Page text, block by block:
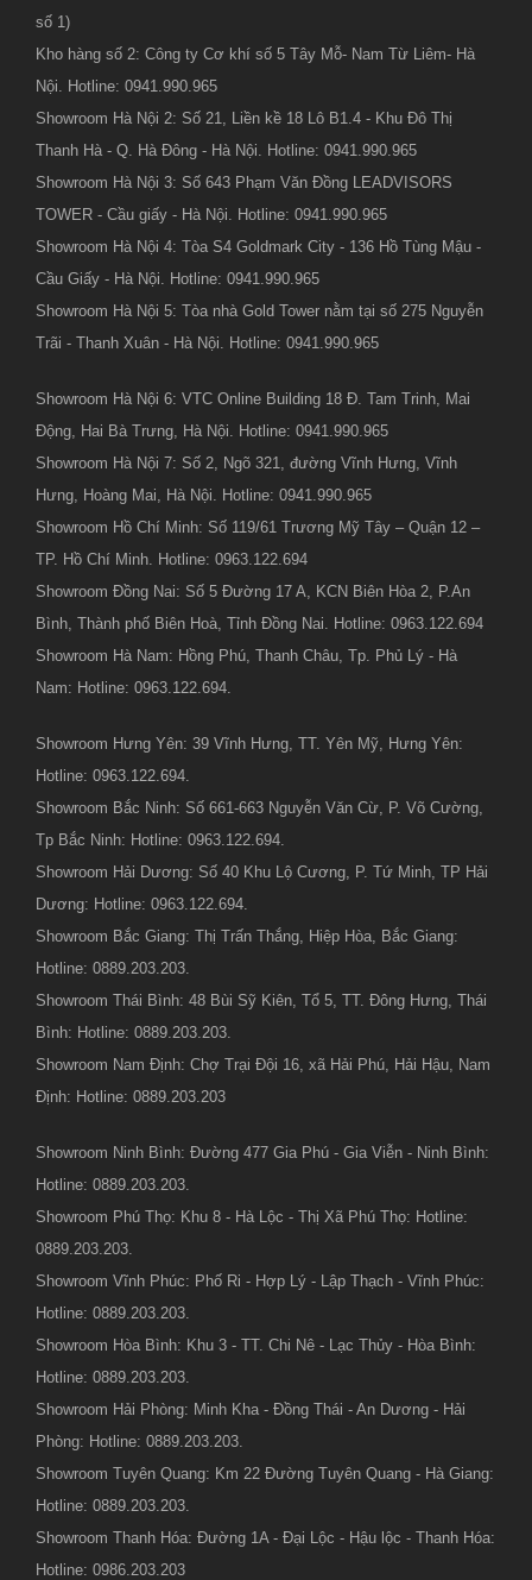
số 1)
Kho hàng số 2: Công ty Cơ khí số 5 Tây Mỗ- Nam Từ Liêm- Hà
Nội. Hotline: 0941.990.965
Showroom Hà Nội 2: Số 21, Liền kề 18 Lô B1.4 - Khu Đô Thị
Thanh Hà - Q. Hà Đông - Hà Nội. Hotline: 0941.990.965
Showroom Hà Nội 3: Số 643 Phạm Văn Đồng LEADVISORS
TOWER - Cầu giấy - Hà Nội. Hotline: 0941.990.965
Showroom Hà Nội 4: Tòa S4 Goldmark City - 136 Hồ Tùng Mậu -
Cầu Giấy - Hà Nội. Hotline: 0941.990.965
Showroom Hà Nội 5: Tòa nhà Gold Tower nằm tại số 275 Nguyễn
Trãi - Thanh Xuân - Hà Nội. Hotline: 0941.990.965
Showroom Hà Nội 6: VTC Online Building 18 Đ. Tam Trinh, Mai
Động, Hai Bà Trưng, Hà Nội. Hotline: 0941.990.965
Showroom Hà Nội 7: Số 2, Ngõ 321, đường Vĩnh Hưng, Vĩnh
Hưng, Hoàng Mai, Hà Nội. Hotline: 0941.990.965
Showroom Hồ Chí Minh: Số 119/61 Trương Mỹ Tây – Quận 12 –
TP. Hồ Chí Minh. Hotline: 0963.122.694
Showroom Đồng Nai: Số 5 Đường 17 A, KCN Biên Hòa 2, P.An
Bình, Thành phố Biên Hoà, Tỉnh Đồng Nai. Hotline: 0963.122.694
Showroom Hà Nam: Hồng Phú, Thanh Châu, Tp. Phủ Lý - Hà
Nam: Hotline: 0963.122.694.
Showroom Hưng Yên: 39 Vĩnh Hưng, TT. Yên Mỹ, Hưng Yên:
Hotline: 0963.122.694.
Showroom Bắc Ninh: Số 661-663 Nguyễn Văn Cừ, P. Võ Cường,
Tp Bắc Ninh: Hotline: 0963.122.694.
Showroom Hải Dương: Số 40 Khu Lộ Cương, P. Tứ Minh, TP Hải
Dương: Hotline: 0963.122.694.
Showroom Bắc Giang: Thị Trấn Thắng, Hiệp Hòa, Bắc Giang:
Hotline: 0889.203.203.
Showroom Thái Bình: 48 Bùi Sỹ Kiên, Tổ 5, TT. Đông Hưng, Thái
Bình: Hotline: 0889.203.203.
Showroom Nam Định: Chợ Trại Đội 16, xã Hải Phú, Hải Hậu, Nam
Định: Hotline: 0889.203.203
Showroom Ninh Bình: Đường 477 Gia Phú - Gia Viễn - Ninh Bình:
Hotline: 0889.203.203.
Showroom Phú Thọ: Khu 8 - Hà Lộc - Thị Xã Phú Thọ: Hotline:
0889.203.203.
Showroom Vĩnh Phúc: Phố Ri - Hợp Lý - Lập Thạch - Vĩnh Phúc:
Hotline: 0889.203.203.
Showroom Hòa Bình: Khu 3 - TT. Chi Nê - Lạc Thủy - Hòa Bình:
Hotline: 0889.203.203.
Showroom Hải Phòng: Minh Kha - Đồng Thái - An Dương - Hải
Phòng: Hotline: 0889.203.203.
Showroom Tuyên Quang: Km 22 Đường Tuyên Quang - Hà Giang:
Hotline: 0889.203.203.
Showroom Thanh Hóa: Đường 1A - Đại Lộc - Hậu lộc - Thanh Hóa:
Hotline: 0986.203.203